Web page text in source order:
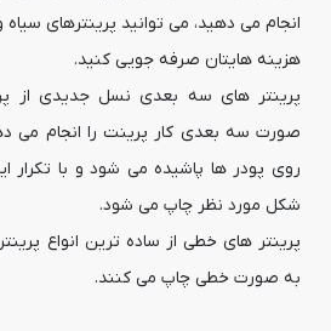
انجام می دهید، می توانید پرینترهای
هزینه هایتان صرفه جویی کنید.
پرینتر های سه بعدی نسل جدیدی از
صورت سه بعدی کار پرینت را انجام می
روی پودر ها پاشیده می شود و با تکرار
شکل مورد نظر چاپ می شود.
پرینتر های خطی از ساده ترین انواع
به صورت خطی چاپ می کنند.